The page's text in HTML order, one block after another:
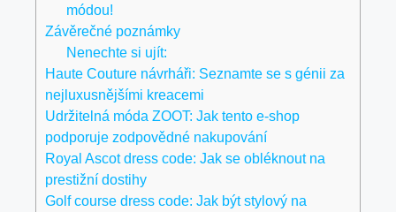
módou!
Závěrečné poznámky
Nenechte si ujít:
Haute Couture návrháři: Seznamte se s génii za
nejluxusnějšími kreacemi
Udržitelná móda ZOOT: Jak tento e-shop
podporuje zodpovědné nakupování
Royal Ascot dress code: Jak se obléknout na
prestižní dostihy
Golf course dress code: Jak být stylový na